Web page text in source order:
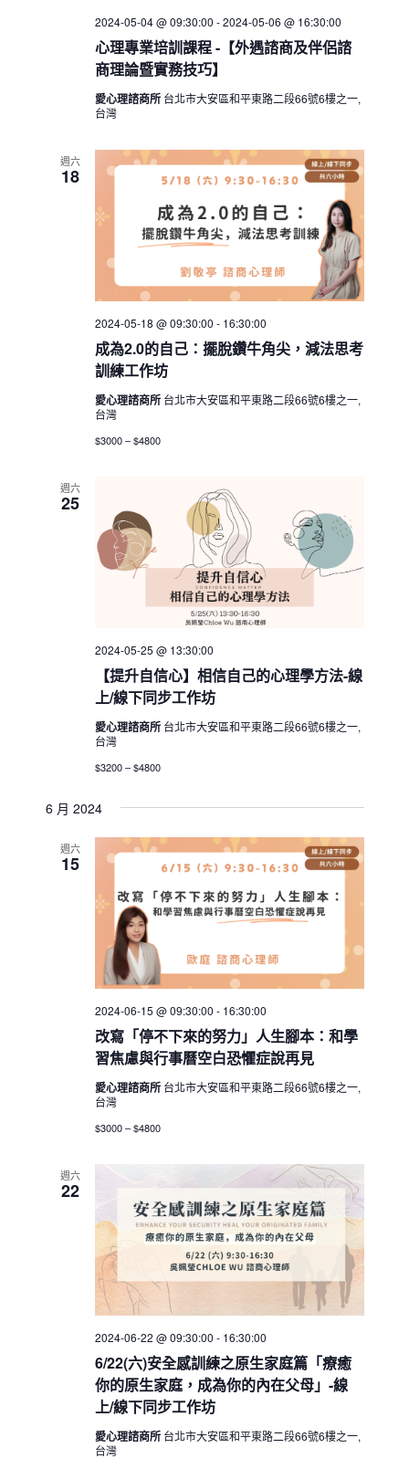
心理專業培訓課程 -【外遇諮商及伴侶諮
商理論暨實務技巧】
2024-05-04 @ 09:30:00 -2024-05-06 @ 16:30:00
愛心理諮商所 台北市大安區和平東路二段66號6樓之一,
台灣
週六
18
成為2.0的自己：擺脫鑽牛角尖，減法思考
訓練工作坊
2024-05-18 @ 09:30:00 - 16:30:00
愛心理諮商所 台北市大安區和平東路二段66號6樓之一,
台灣
$3000 – $4800
週六
25
【提升自信心】相信自己的心理學方法-線
上/線下同步工作坊
2024-05-25 @ 13:30:00
愛心理諮商所 台北市大安區和平東路二段66號6樓之一,
台灣
$3200 – $4800
6 月 2024
週六
15
改寫「停不下來的努力」人生腳本：和學
習焦慮與行事曆空白恐懼症說再見
2024-06-15 @ 09:30:00 - 16:30:00
愛心理諮商所 台北市大安區和平東路二段66號6樓之一,
台灣
$3000 – $4800
週六
22
6/22(六)安全感訓練之原生家庭篇「療癒
你的原生家庭，成為你的內在父母」-線
上/線下同步工作坊
2024-06-22 @ 09:30:00 - 16:30:00
愛心理諮商所 台北市大安區和平東路二段66號6樓之一,
台灣